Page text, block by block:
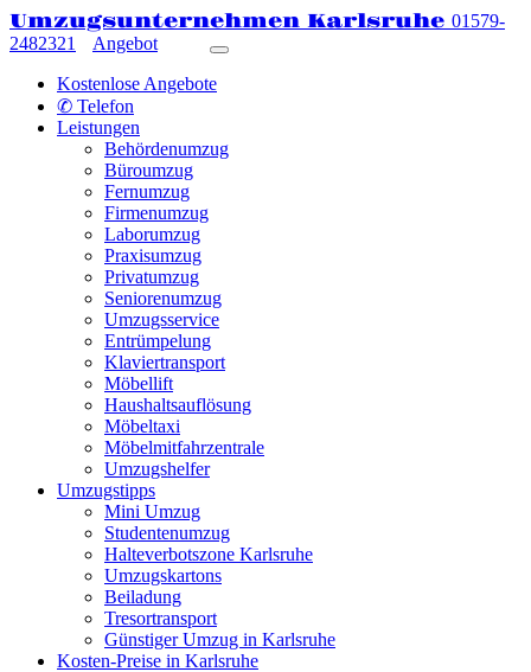
Umzugsunternehmen Karlsruhe 01579-
2482321
Angebot
Kostenlose Angebote
✆ Telefon
Leistungen
Behördenumzug
Büroumzug
Fernumzug
Firmenumzug
Laborumzug
Praxisumzug
Privatumzug
Seniorenumzug
Umzugsservice
Entrümpelung
Klaviertransport
Möbellift
Haushaltsauflösung
Möbeltaxi
Möbelmitfahrzentrale
Umzugshelfer
Umzugstipps
Mini Umzug
Studentenumzug
Halteverbotszone Karlsruhe
Umzugskartons
Beiladung
Tresortransport
Günstiger Umzug in Karlsruhe
Kosten-Preise in Karlsruhe